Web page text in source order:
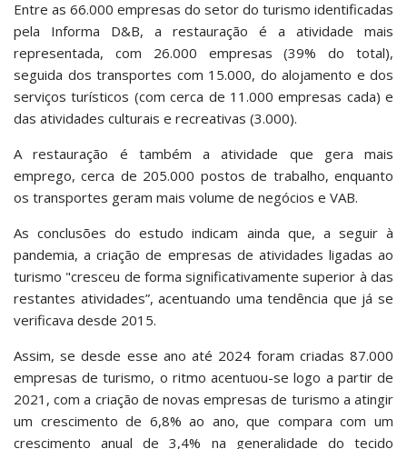
Entre as 66.000 empresas do setor do turismo identificadas
pela Informa D&B, a restauração é a atividade mais
representada, com 26.000 empresas (39% do total),
seguida dos transportes com 15.000, do alojamento e dos
serviços turísticos (com cerca de 11.000 empresas cada) e
das atividades culturais e recreativas (3.000).
A restauração é também a atividade que gera mais
emprego, cerca de 205.000 postos de trabalho, enquanto
os transportes geram mais volume de negócios e VAB.
As conclusões do estudo indicam ainda que, a seguir à
pandemia, a criação de empresas de atividades ligadas ao
turismo "cresceu de forma significativamente superior à das
restantes atividades”, acentuando uma tendência que já se
verificava desde 2015.
Assim, se desde esse ano até 2024 foram criadas 87.000
empresas de turismo, o ritmo acentuou-se logo a partir de
2021, com a criação de novas empresas de turismo a atingir
um crescimento de 6,8% ao ano, que compara com um
crescimento anual de 3,4% na generalidade do tecido